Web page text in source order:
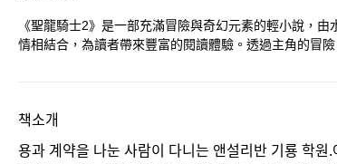
《聖龍騎士2》是一部充滿冒險與奇幻元素的輕小說，
情相結合，為讀者帶來豐富的閱讀體驗。透過主角的冒
책소개
용과 계약을 나눈 사람이 다니는 앤설리반 기룡 학